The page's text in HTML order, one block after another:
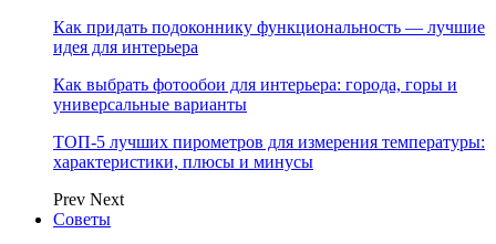
Как придать подоконнику функциональность — лучшие
идея для интерьера
Как выбрать фотообои для интерьера: города, горы и
универсальные варианты
ТОП-5 лучших пирометров для измерения температуры:
характеристики, плюсы и минусы
Prev Next
Советы